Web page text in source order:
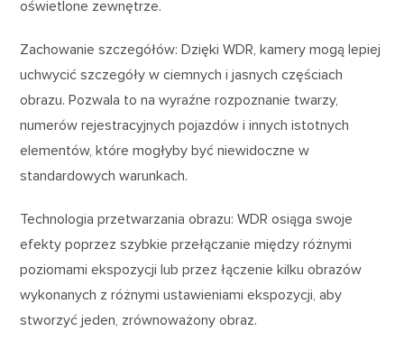
oświetlone zewnętrze.
Zachowanie szczegółów: Dzięki WDR, kamery mogą lepiej
uchwycić szczegóły w ciemnych i jasnych częściach
obrazu. Pozwala to na wyraźne rozpoznanie twarzy,
numerów rejestracyjnych pojazdów i innych istotnych
elementów, które mogłyby być niewidoczne w
standardowych warunkach.
Technologia przetwarzania obrazu: WDR osiąga swoje
efekty poprzez szybkie przełączanie między różnymi
poziomami ekspozycji lub przez łączenie kilku obrazów
wykonanych z różnymi ustawieniami ekspozycji, aby
stworzyć jeden, zrównoważony obraz.